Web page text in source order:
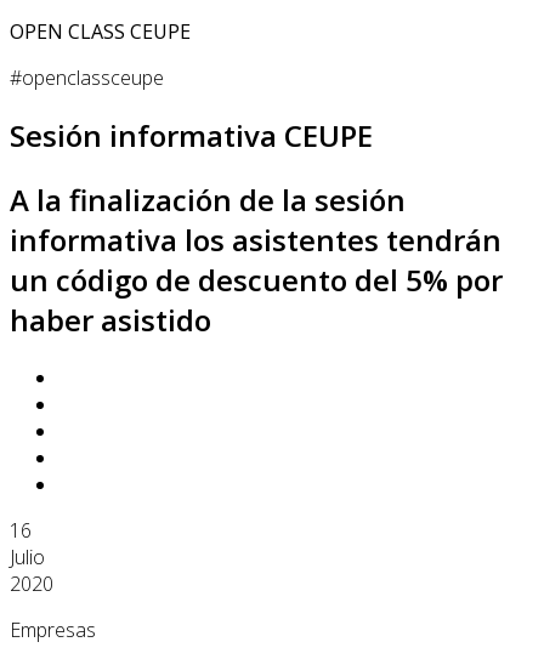
OPEN CLASS CEUPE
#openclassceupe
Sesión informativa CEUPE
A la finalización de la sesión
informativa los asistentes tendrán
un código de descuento del 5% por
haber asistido
16
Julio
2020
Empresas